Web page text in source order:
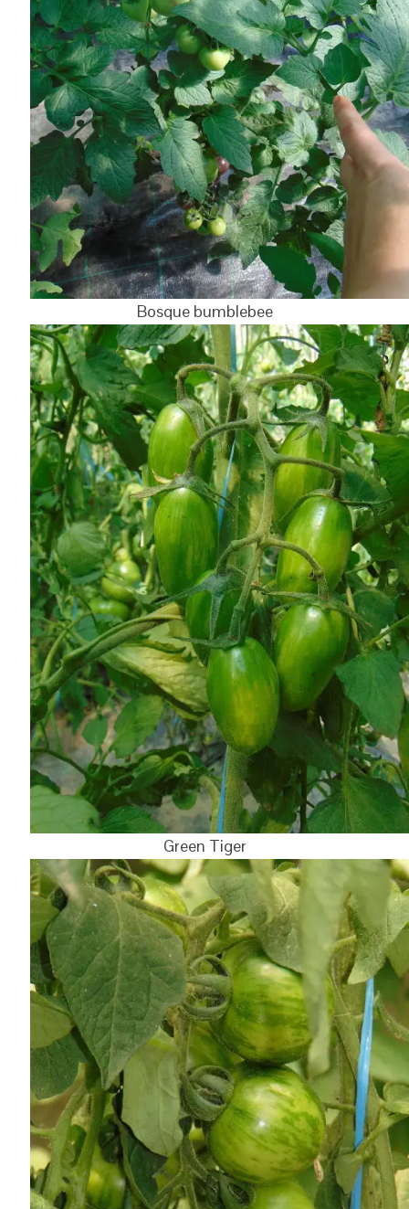
Bosque bumblebee
Green Tiger